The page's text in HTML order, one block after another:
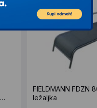
FIELDMANN FDZN
ležaljka